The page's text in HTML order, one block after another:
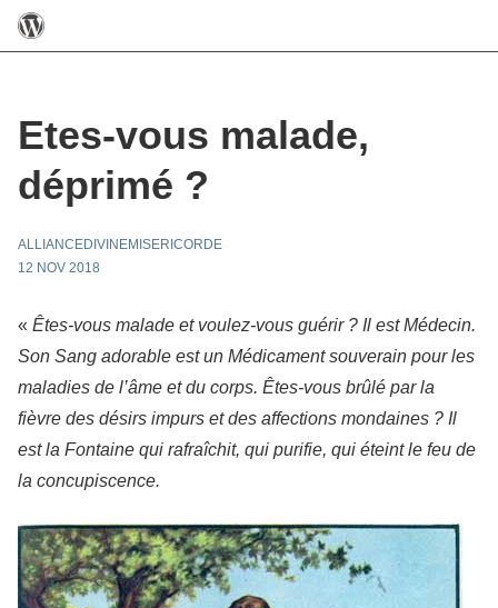
Etes-vous malade,
déprimé ?
ALLIANCEDIVINEMISERICORDE
12 NOV 2018
« Êtes-vous malade et voulez-vous guérir ? Il est Médecin.
Son Sang adorable est un Médicament souverain pour les
maladies de l’âme et du corps. Êtes-vous brûlé par la
fièvre des désirs impurs et des affections mondaines ? Il
est la Fontaine qui rafraîchit, qui purifie, qui éteint le feu de
la concupiscence.